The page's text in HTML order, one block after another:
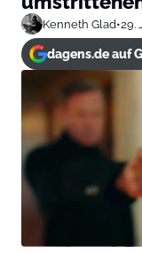
Kenneth Glad•29.
dagens.de auf